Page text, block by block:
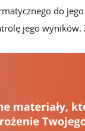
do jego
jego wyników.